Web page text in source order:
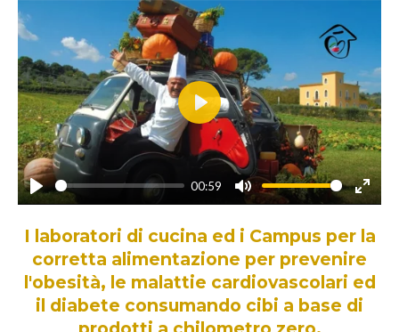
P
l
00:59
M
u
e
E
n
r
P
l
a
y
I laboratori di cucina ed i Campus per la
corretta alimentazione per prevenire
l'obesità, le malattie cardiovascolari ed
il diabete consumando cibi a base di